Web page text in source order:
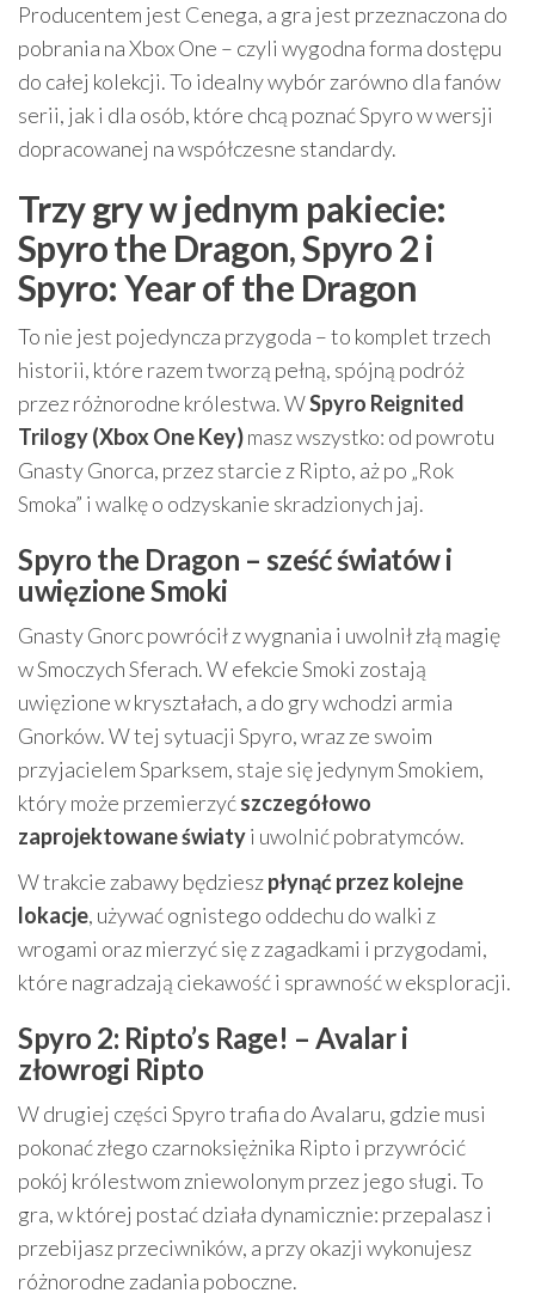
Producentem jest Cenega, a gra jest przeznaczona do
pobrania na Xbox One – czyli wygodna forma dostępu
do całej kolekcji. To idealny wybór zarówno dla fanów
serii, jak i dla osób, które chcą poznać Spyro w wersji
dopracowanej na współczesne standardy.
Trzy gry w jednym pakiecie:
Spyro the Dragon, Spyro 2 i
Spyro: Year of the Dragon
To nie jest pojedyncza przygoda – to komplet trzech
historii, które razem tworzą pełną, spójną podróż
przez różnorodne królestwa. WSpyro Reignited
Trilogy (Xbox One Key)masz wszystko: od powrotu
Gnasty Gnorca, przez starcie z Ripto, aż po „Rok
Smoka” i walkę o odzyskanie skradzionych jaj.
Spyro the Dragon – sześć światów i
uwięzione Smoki
Gnasty Gnorc powrócił z wygnania i uwolnił złą magię
w Smoczych Sferach. W efekcie Smoki zostają
uwięzione w kryształach, a do gry wchodzi armia
Gnorków. W tej sytuacji Spyro, wraz ze swoim
przyjacielem Sparksem, staje się jedynym Smokiem,
który może przemierzyćszczegółowo
zaprojektowane światyi uwolnić pobratymców.
W trakcie zabawy będzieszpłynąć przez kolejne
lokacje, używać ognistego oddechu do walki z
wrogami oraz mierzyć się z zagadkami i przygodami,
które nagradzają ciekawość i sprawność w eksploracji.
Spyro 2: Ripto’s Rage! – Avalar i
złowrogi Ripto
W drugiej części Spyro trafia do Avalaru, gdzie musi
pokonać złego czarnoksiężnika Ripto i przywrócić
pokój królestwom zniewolonym przez jego sługi. To
gra, w której postać działa dynamicznie: przepalasz i
przebijasz przeciwników, a przy okazji wykonujesz
różnorodne zadania poboczne.